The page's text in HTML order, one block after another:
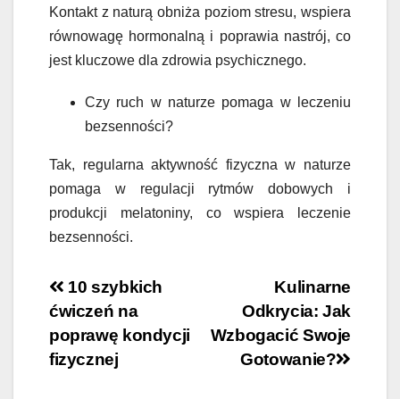
Kontakt z naturą obniża poziom stresu, wspiera
równowagę hormonalną i poprawia nastrój, co
jest kluczowe dla zdrowia psychicznego.
Czy ruch w naturze pomaga w leczeniu
bezsenności?
Tak, regularna aktywność fizyczna w naturze
pomaga w regulacji rytmów dobowych i
produkcji melatoniny, co wspiera leczenie
bezsenności.
Nawigacja
wpisu
Kulinarne
Odkrycia: Jak
Wzbogacić Swoje
Gotowanie?
10 szybkich
ćwiczeń na
poprawę kondycji
fizycznej